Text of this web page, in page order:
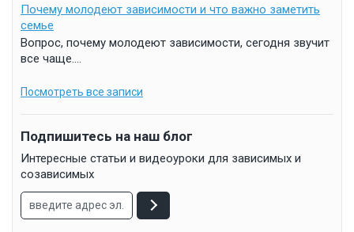
Почему молодеют зависимости и что важно заметить
семье
Вопрос, почему молодеют зависимости, сегодня звучит
все чаще....
Посмотреть все записи
Подпишитесь на наш блог
Интересные статьи и видеоуроки для зависимых и
созависимых